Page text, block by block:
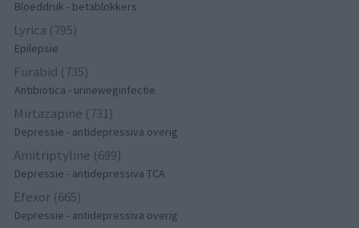
Bloeddruk - betablokkers
Lyrica (795)
Epilepsie
Furabid (735)
Antibiotica - urineweginfectie
Mirtazapine (731)
Depressie - antidepressiva overig
Amitriptyline (699)
Depressie - antidepressiva TCA
Efexor (665)
Depressie - antidepressiva overig